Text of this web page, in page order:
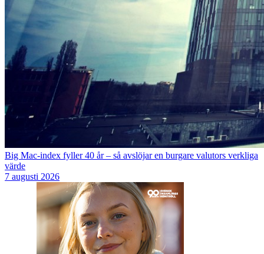
Big Mac-index fyller 40 år – så avslöjar en burgare valutors verkliga
värde
7 augusti 2026